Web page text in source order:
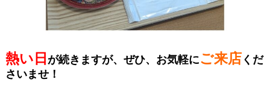
熱い日 が続きますが、 ぜひ、お気軽にご来店 くだ
さいませ！